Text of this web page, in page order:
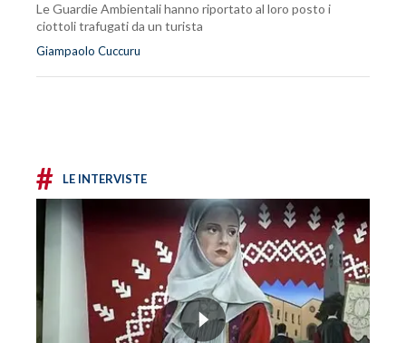
Le Guardie Ambientali hanno riportato al loro posto i
ciottoli trafugati da un turista
Giampaolo Cuccuru
# LE INTERVISTE